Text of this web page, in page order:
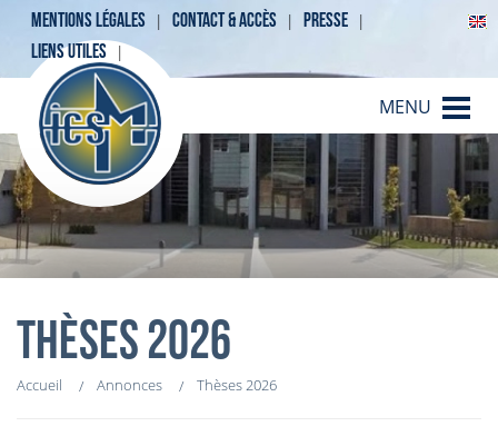
MENTIONS LÉGALES CONTACT & ACCÈS
PRESSE
LIENS UTILES
MENU
THÈSES 2026
Accueil Annonces Thèses 2026